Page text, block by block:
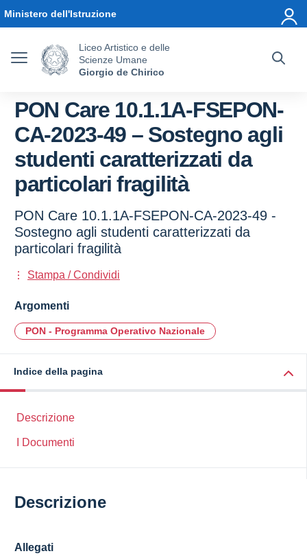
Ministero dell'Istruzione
Liceo Artistico e delle
Scienze Umane
Giorgio de Chirico
PON Care 10.1.1A-FSEPON-
CA-2023-49 – Sostegno agli
studenti caratterizzati da
particolari fragilità
PON Care 10.1.1A-FSEPON-CA-2023-49 -
Sostegno agli studenti caratterizzati da
particolari fragilità
Stampa / Condividi
Argomenti
PON - Programma Operativo Nazionale
Indice della pagina
Descrizione
I Documenti
Descrizione
Allegati